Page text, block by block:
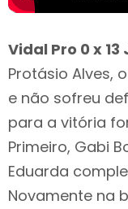
Vidal Pro 0 x
Protásio Alves,
e não sofreu
para a vitória
Primeiro, Gabi
Eduarda
Novamente na